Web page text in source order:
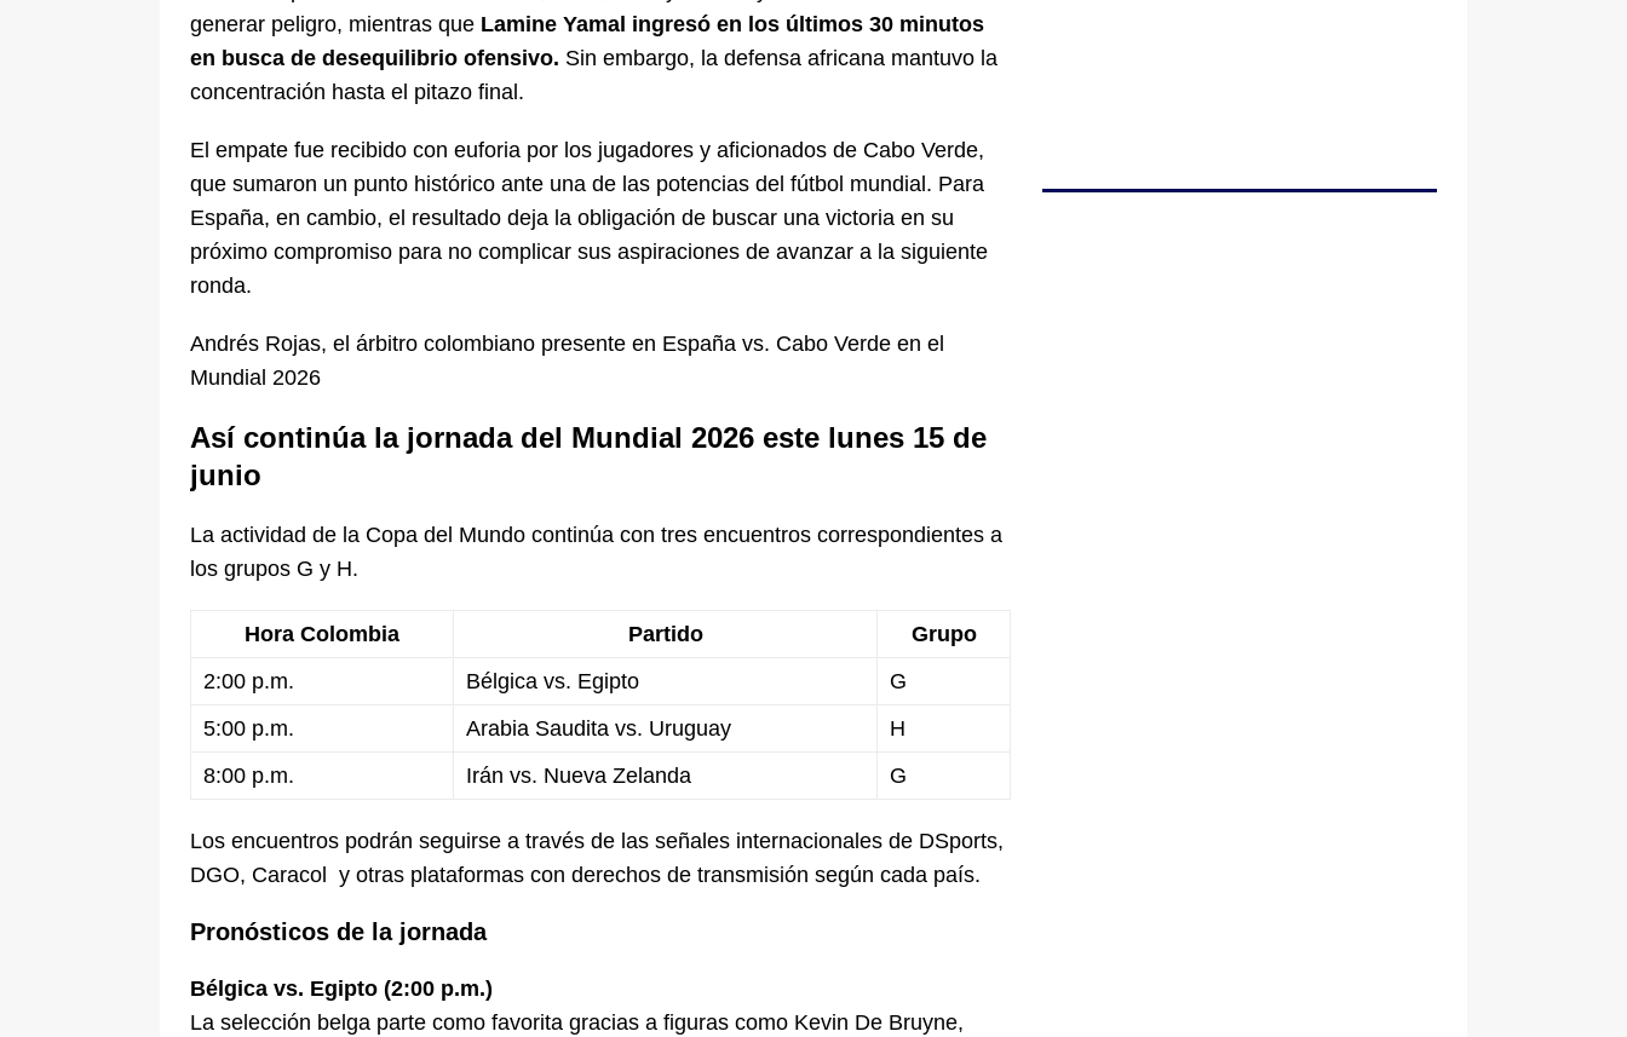
generar peligro, mientras que Lamine Yamal ingresó en los últimos 30 minutos
en busca de desequilibrio ofensivo. Sin embargo, la defensa africana mantuvo la
concentración hasta el pitazo final.
El empate fue recibido con euforia por los jugadores y aficionados de Cabo Verde,
que sumaron un punto histórico ante una de las potencias del fútbol mundial. Para
España, en cambio, el resultado deja la obligación de buscar una victoria en su
próximo compromiso para no complicar sus aspiraciones de avanzar a la siguiente
ronda.
Andrés Rojas, el árbitro colombiano presente en España vs. Cabo Verde en el
Mundial 2026
Así continúa la jornada del Mundial 2026 este lunes 15 de
junio
La actividad de la Copa del Mundo continúa con tres encuentros correspondientes a
los grupos G y H.
Hora Colombia Partido
Grupo
2:00 p.m.
Bélgica vs. Egipto
G
5:00 p.m.
Arabia Saudita vs. Uruguay
H
8:00 p.m.
Irán vs. Nueva Zelanda G
Los encuentros podrán seguirse a través de las señales internacionales de DSports,
DGO, Caracol y otras plataformas con derechos de transmisión según cada país.
Pronósticos de la jornada
Bélgica vs. Egipto (2:00 p.m.)
La selección belga parte como favorita gracias a figuras como Kevin De Bruyne,